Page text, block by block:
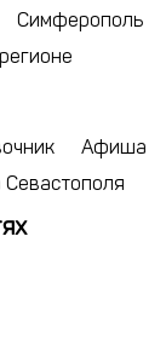
Симферополь
Афиша
Севастополя